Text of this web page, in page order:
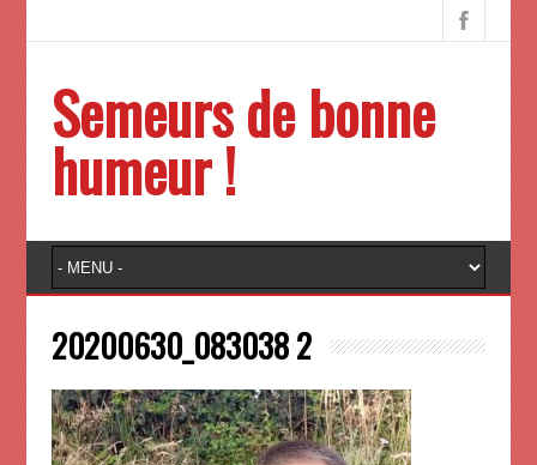
Semeurs de bonne
humeur !
20200630_083038 2